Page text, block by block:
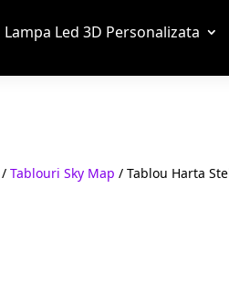
Lampa Led 3D Personalizata
/Tablouri Sky Map / Tablou Harta